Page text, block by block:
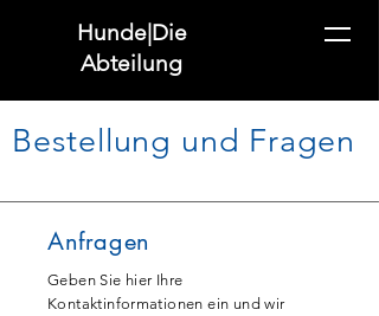
Hunde|Die
Abteilung
Bestellung und Fragen
Anfragen
Geben Sie hier Ihre
Kontaktinformationen ein und wir